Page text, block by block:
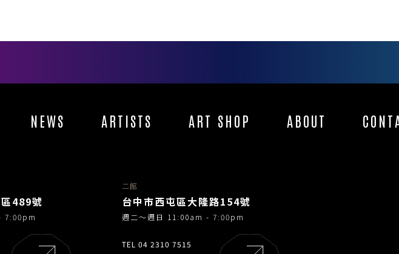
NEWS ARTISTS ART SHOP ABOUT
489號
7:00pm
二館
台中市西屯區大隆路154號
週二～週日 11:00am - 7:00pm
TEL 04 2310 7515